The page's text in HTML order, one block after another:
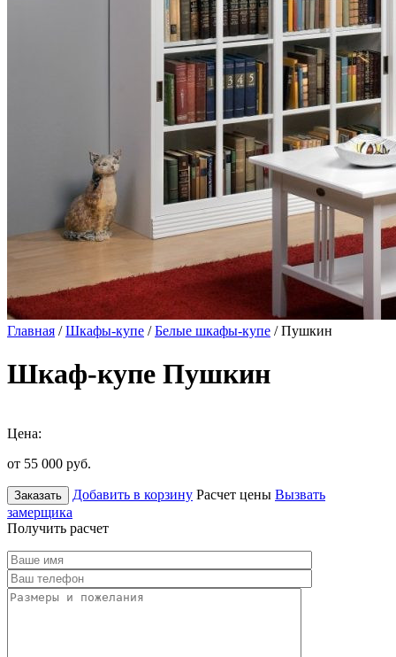
Главная /Шкафы-купе /Белые шкафы-купе / Пушкин
Шкаф-купе Пушкин
Цена:
от 55 000 руб.
Заказать Добавить в корзину Расчет цены Вызвать
замерщика
Получить расчет